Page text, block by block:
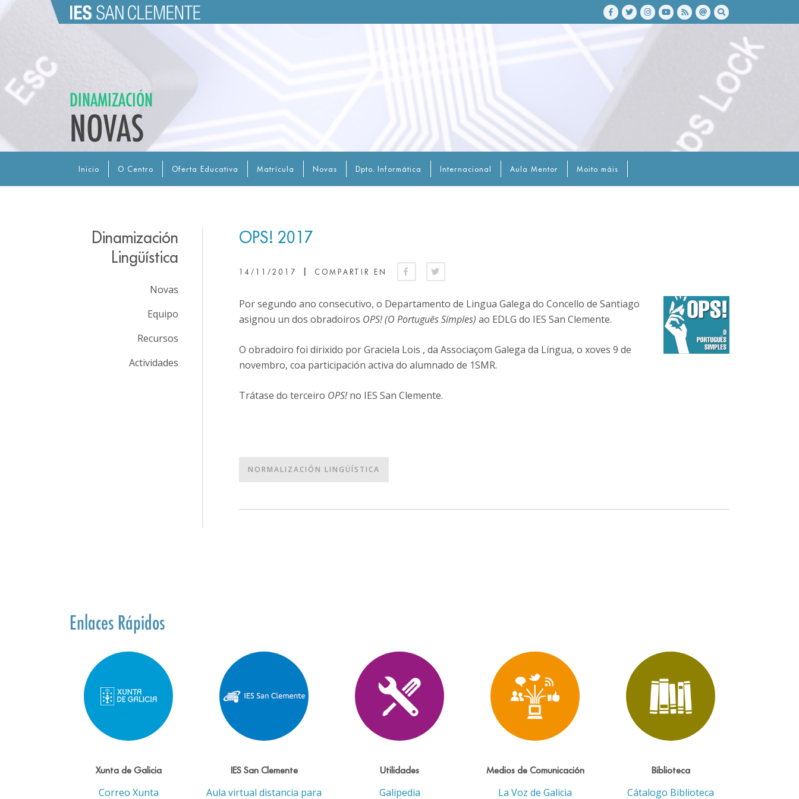
DINAMIZACIÓN
NOVAS
Inicio O Centro Oferta Educativa Matrícula Novas Dpto. Informática Internacional Aula Mentor Moito máis
OPS! 2017
14/11/2017 COMPARTIR EN
Por segundo ano consecutivo, o Departamento de Lingua Galega do Concello de Santiago
asignou un dos obradoiros OPS! (O Português Simples) ao EDLG do IES San Clemente.
O obradoiro foi dirixido por Graciela Lois , da Associaçom Galega da Língua, o xoves 9 de
novembro, coa participación activa do alumnado de 1SMR.
Trátase do terceiro OPS!no IES San Clemente.
NORMALIZACIÓN LINGÜÍSTICA
Dinamización
Lingüística
Novas
Equipo
Recursos
Actividades
Enlaces Rápidos
Xunta de Galicia
Correo Xunta
IES San Clemente
Aula virtual distancia para
Utilidades
Galipedia
Medios de Comunicación
La Voz de Galicia
Biblioteca
Cátalogo Biblioteca